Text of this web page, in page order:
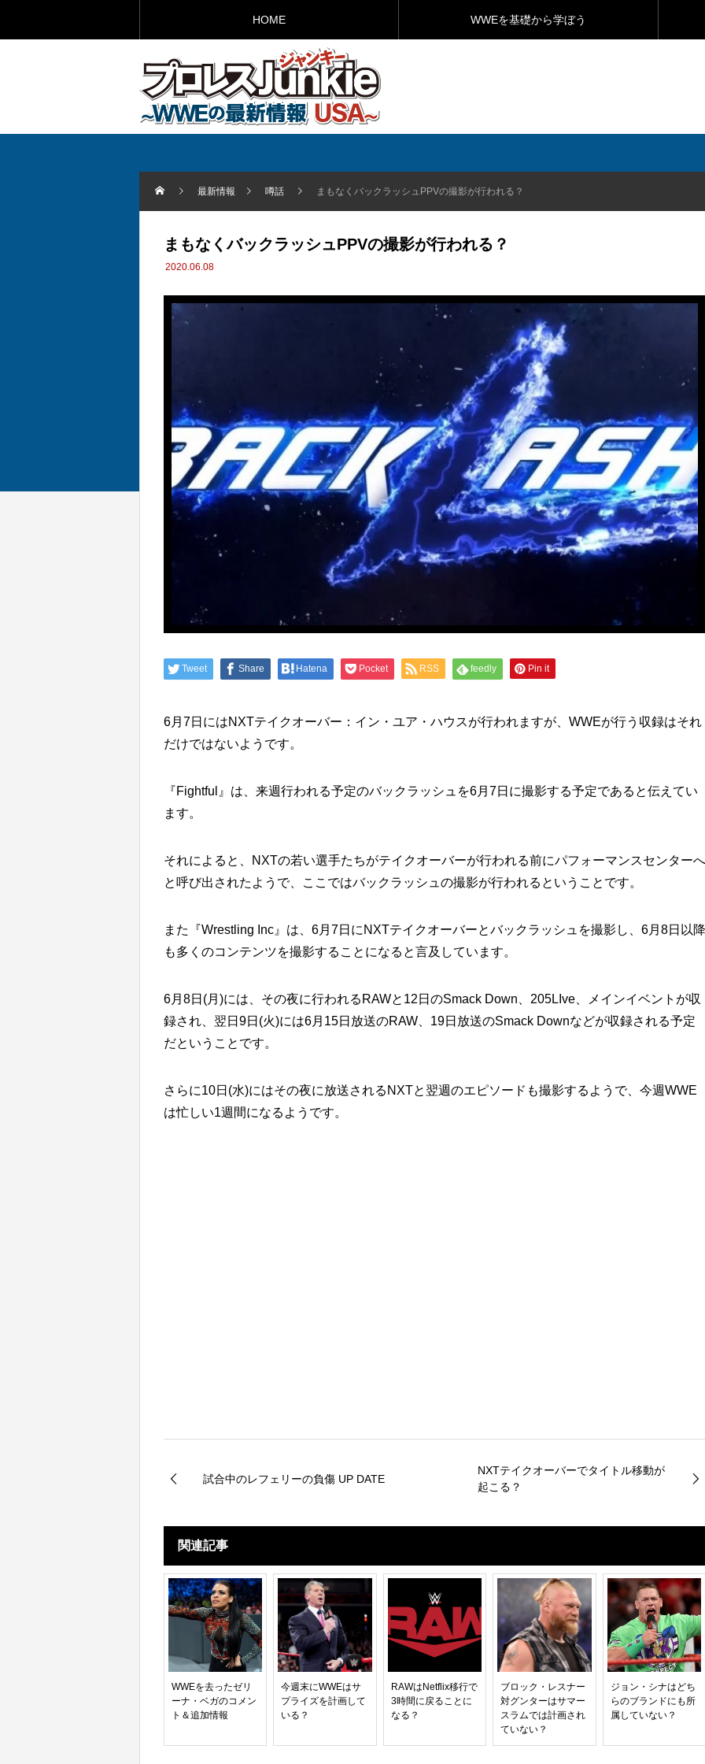
HOME WWEを基礎から学ぼう
最新情報 噂話 まもなくバックラッシュPPVの撮影が行われる？
まもなくバックラッシュPPVの撮影が行われる？
2020.06.08
Tweet Share Hatena Pocket RSS feedly Pin it
6月7日にはNXTテイクオーバー：イン・ユア・ハウスが行われますが、WWEが行う収録はそれ
だけではないようです。
『Fightful』は、来週行われる予定のバックラッシュを6月7日に撮影する予定であると伝えてい
ます。
それによると、NXTの若い選手たちがテイクオーバーが行われる前にパフォーマンスセンターへ
と呼び出されたようで、ここではバックラッシュの撮影が行われるということです。
また『Wrestling Inc』は、6月7日にNXTテイクオーバーとバックラッシュを撮影し、6月8日以降
も多くのコンテンツを撮影することになると言及しています。
6月8日(月)には、その夜に行われるRAWと12日のSmack Down、205LIve、メインイベントが収
録され、翌日9日(火)には6月15日放送のRAW、19日放送のSmack Downなどが収録される予定
だということです。
さらに10日(水)にはその夜に放送されるNXTと翌週のエピソードも撮影するようで、今週WWE
は忙しい1週間になるようです。
試合中のレフェリーの負傷 UP DATE
NXTテイクオーバーでタイトル移動が
起こる？
関連記事
WWEを去ったゼリ
ーナ・ベガのコメン
ト＆追加情報
今週末にWWEはサ
プライズを計画して
いる？
RAWはNetflix移行で
3時間に戻ることに
なる？
ブロック・レスナー
対グンターはサマー
スラムでは計画され
ていない？
ジョン・シナはどち
らのブランドにも所
属していない？